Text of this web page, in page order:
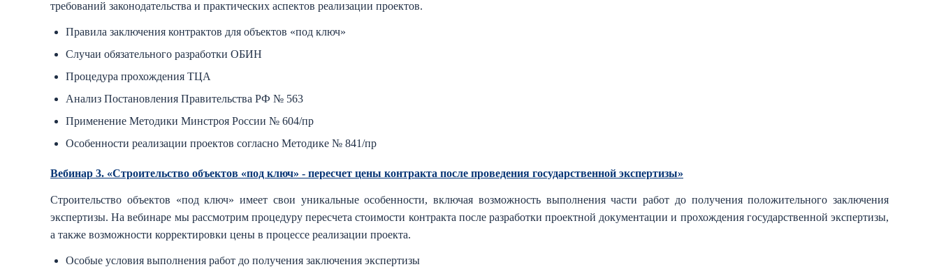
требований законодательства и практических аспектов реализации проектов.
Правила заключения контрактов для объектов «под ключ»
Случаи обязательного разработки ОБИН
Процедура прохождения ТЦА
Анализ Постановления Правительства РФ № 563
Применение Методики Минстроя России № 604/пр
Особенности реализации проектов согласно Методике № 841/пр
Вебинар 3. «Строительство объектов «под ключ» - пересчет цены контракта после проведения государственной экспертизы»
Строительство объектов «под ключ» имеет свои уникальные особенности, включая возможность выполнения части работ до получения положительного заключения
экспертизы. На вебинаре мы рассмотрим процедуру пересчета стоимости контракта после разработки проектной документации и прохождения государственной экспертизы,
а также возможности корректировки цены в процессе реализации проекта.
Особые условия выполнения работ до получения заключения экспертизы